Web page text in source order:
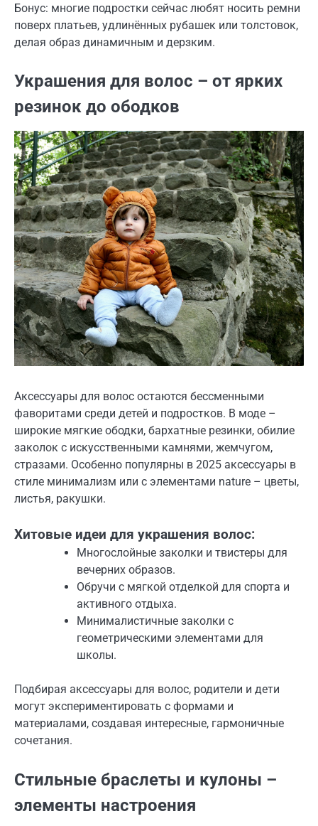
Бонус: многие подростки сейчас любят носить ремни
поверх платьев, удлинённых рубашек или толстовок,
делая образ динамичным и дерзким.
Украшения для волос – от ярких
резинок до ободков
Аксессуары для волос остаются бессменными
фаворитами среди детей и подростков. В моде –
широкие мягкие ободки, бархатные резинки, обилие
заколок с искусственными камнями, жемчугом,
стразами. Особенно популярны в 2025 аксессуары в
стиле минимализм или с элементами nature – цветы,
листья, ракушки.
Хитовые идеи для украшения волос:
Многослойные заколки и твистеры для
вечерних образов.
Обручи с мягкой отделкой для спорта и
активного отдыха.
Минималистичные заколки с
геометрическими элементами для
школы.
Подбирая аксессуары для волос, родители и дети
могут экспериментировать с формами и
материалами, создавая интересные, гармоничные
сочетания.
Стильные браслеты и кулоны –
элементы настроения